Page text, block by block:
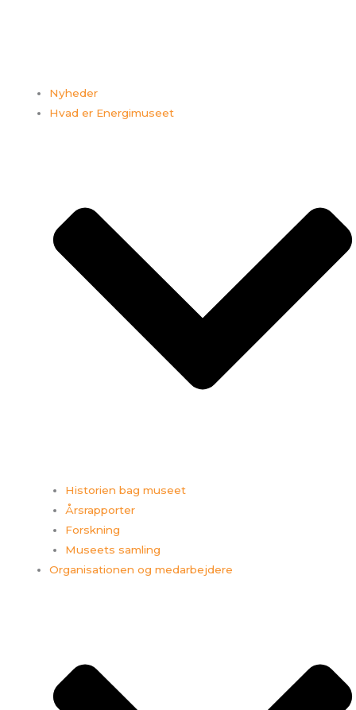
Nyheder
Hvad er Energimuseet
Historien bag museet
Årsrapporter
Forskning
Museets samling
Organisationen og medarbejdere